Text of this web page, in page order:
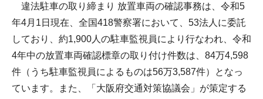
違法駐車の取り締まり 放置車両の確認事務は、令和5
年4月1日現在、全国418警察署において、53法人に委託
しており、約1,900人の駐車監視員により行なわれ、令和
4年中の放置車両確認標章の取り付け件数は、84万4,598
件（うち駐車監視員によるものは56万3,587件）となっ
ています。また、「大阪府交通対策協議会」が策定する